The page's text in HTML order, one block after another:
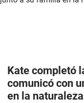
Kate completó
comunicó con
en la naturaleza